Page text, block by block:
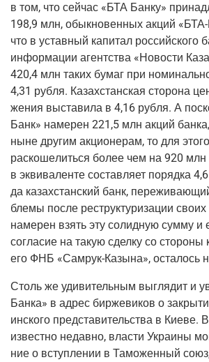
в том, что сей­час «БТА Бан­ку»
198,9 млн, обык­но­вен­ных акций «БТА-
что в устав­ный капи­тал рос­сий­ско­го
инфор­ма­ции агент­ства «Ново­сти
420,4 млн таких бумаг при
4,31 руб­ля. Казах­стан­ская сто­ро­на
же­ния выста­ви­ла в 4,16 руб­ля. А
Банк» наме­рен 221,5 млн акций
ныне дру­гим акци­о­не­рам, то для
рас­ко­ше­лить­ся более чем на 920 млн
в экви­ва­лен­те состав­ля­ет поряд­ка
да казах­стан­ский банк,
бле­мы после реструк­ту­ри­за­ции сво­их
наме­рен взять эту солид­ную сум­му и
согла­сие на такую сдел­ку со
его ФНБ «Самрук-Казы­на», оста­лось
Столь же уди­ви­тель­ным выгля­дит и
Бан­ка» в адрес бир­же­ви­ков о
ин­ско­го пред­ста­ви­тель­ства в Кие­ве.
извест­но недав­но, вла­сти Укра­и­ны
ние о вступ­ле­нии в Тамо­жен­ный